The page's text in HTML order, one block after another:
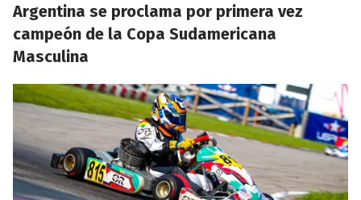
Argentina se proclama por primera vez
campeón de la Copa Sudamericana
Masculina